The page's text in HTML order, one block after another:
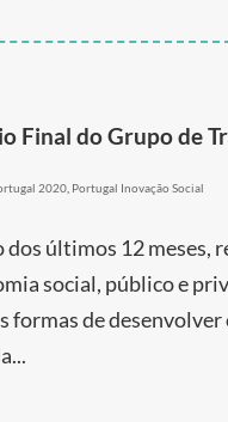
Final do Grupo de
2020 Portugal Inovação Social
dos últimos 12 meses,
social, público e
formas de